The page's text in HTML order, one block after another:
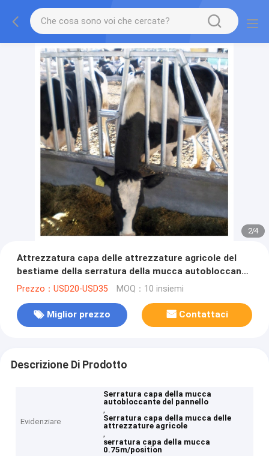
2/4
Attrezzatura capa delle attrezzature agricole del
bestiame della serratura della mucca autobloccante
del pannello
Prezzo：USD20-USD35 MOQ：10 insiemi
Miglior prezzo Contattaci
Descrizione Di Prodotto
Evidenziare
Serratura capa della mucca
autobloccante del pannello
,
Serratura capa della mucca delle
attrezzature agricole
,
serratura capa della mucca
0.75m/position